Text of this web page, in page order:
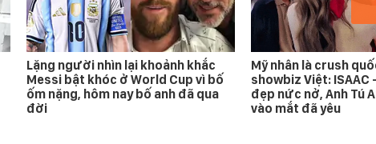
Lặng người nhìn lại khoảnh khắc
Messi bật khóc ở World Cup vì bố
ốm nặng, hôm nay bố anh đã qua
đời
Mỹ nhân là crush
showbiz Việt: ISAAC -
đẹp nức nở, Anh Tú
vào mắt đã yêu